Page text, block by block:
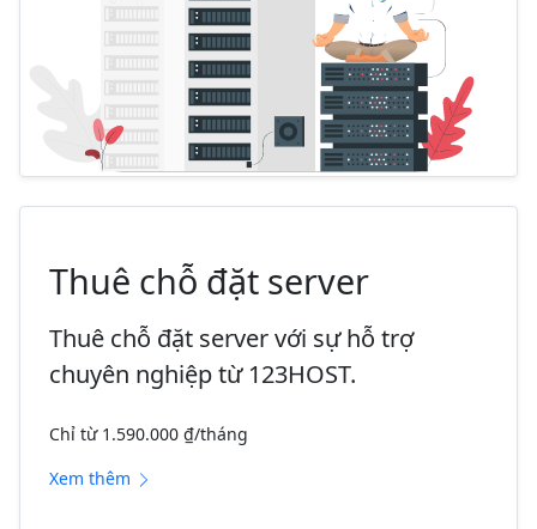
Thuê chỗ đặt server
Thuê chỗ đặt server với sự hỗ trợ
chuyên nghiệp từ 123HOST.
Chỉ từ 1.590.000 ₫/tháng
Xem thêm